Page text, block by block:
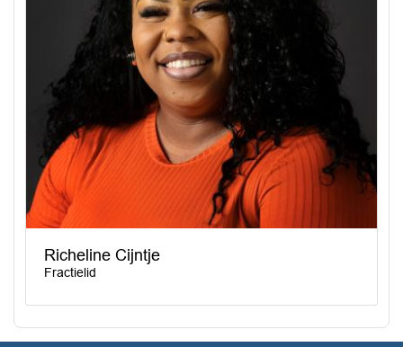
Richeline Cijntje
Fractielid